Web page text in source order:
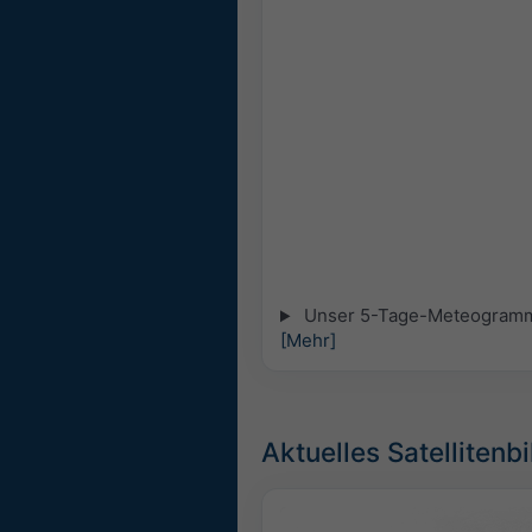
Unser 5-Tage-
[Mehr]
Aktuelles